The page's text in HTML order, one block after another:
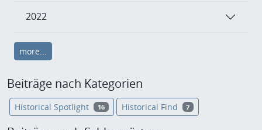
2022
more...
Beiträge nach Kategorien
Historical Spotlight 16 Historical Find 7